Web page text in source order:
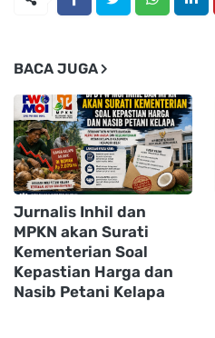
BACA JUGA
Jurnalis Inhil dan
MPKN akan Surati
Kementerian Soal
Kepastian Harga dan
Nasib Petani Kelapa